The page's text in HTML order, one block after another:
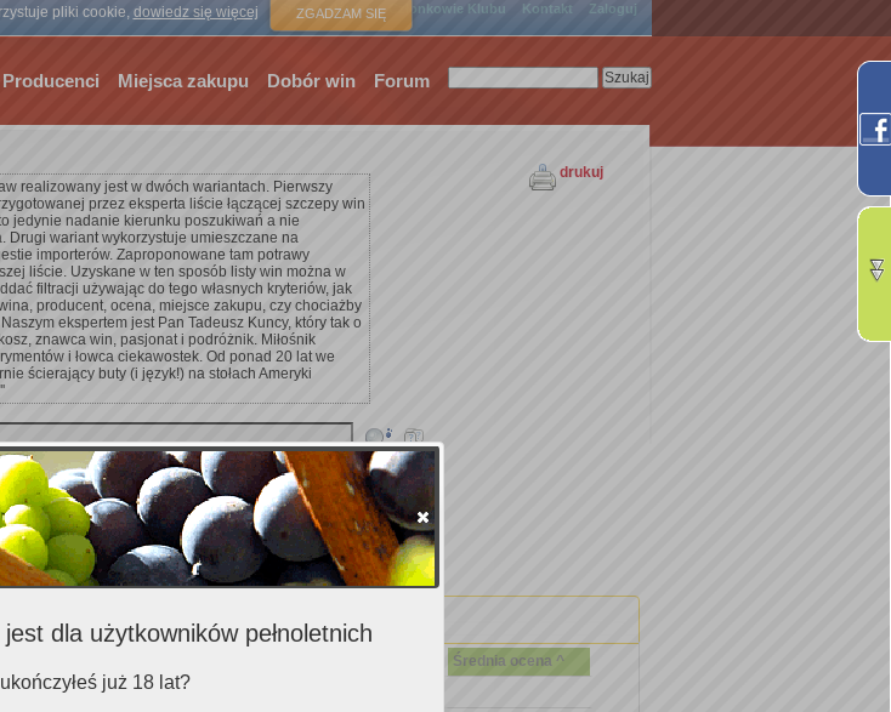
pliki cookie, dowiedz się więcej ZGADZAM SIĘ
Strona główna Członkowie Klubu Kontakt Zaloguj
Producenci Miejsca zakupu Dobór win Forum
drukuj
realizowany jest w dwóch wariantach. Pierwszy
przez eksperta liście łączącej szczepy win
jedynie nadanie kierunku poszukiwań a nie
Drugi wariant wykorzystuje umieszczane na
importerów. Zaproponowane tam potrawy
liście. Uzyskane w ten sposób listy win można w
filtracji używając do tego własnych kryteriów, jak
producent, ocena, miejsce zakupu, czy chociażby
ekspertem jest Pan Tadeusz Kuncy, który tak o
znawca win, pasjonat i podróżnik. Miłośnik
i łowca ciekawostek. Od ponad 20 lat we
ścierający buty (i język!) na stołach Ameryki
(972)
Średnia ocena ^
dla użytkowników pełnoletnich
już 18 lat?